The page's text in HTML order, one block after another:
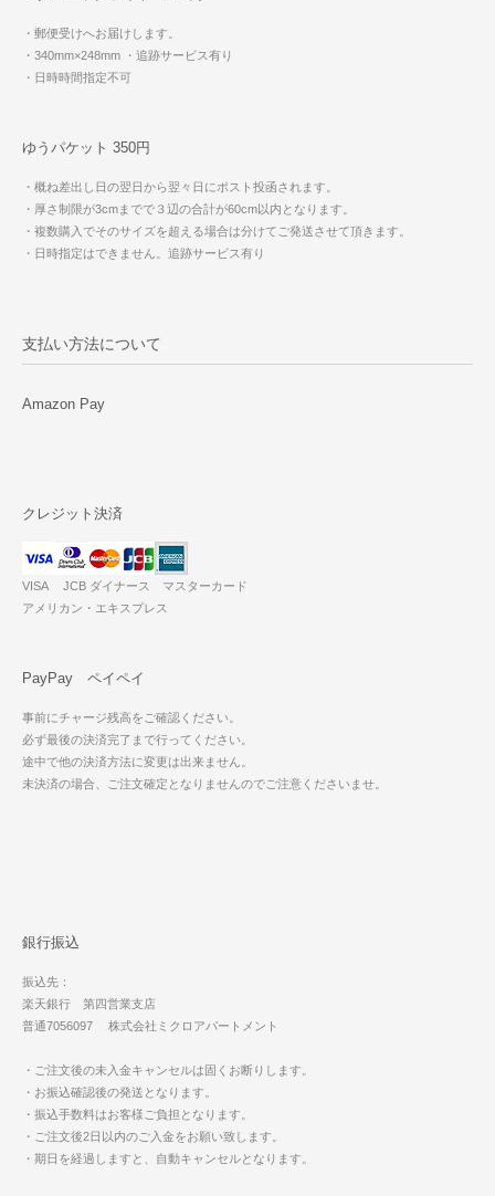
・郵便受けへお届けします。
・340mm×248mm ・追跡サービス有り
・日時時間指定不可
ゆうパケット 350円
・概ね差出し日の翌日から翌々日にポスト投函されます。
・厚さ制限が3cmまでで３辺の合計が60cm以内となります。
・複数購入でそのサイズを超える場合は分けてご発送させて頂きます。
・日時指定はできません。追跡サービス有り
支払い方法について
Amazon Pay
クレジット決済
VISA JCB ダイナース マスターカード
アメリカン・エキスプレス
PayPay ペイペイ
事前にチャージ残高をご確認ください。
必ず最後の決済完了まで行ってください。
途中で他の決済方法に変更は出来ません。
未決済の場合、ご注文確定となりませんのでご注意くださいませ。
銀行振込
振込先：
楽天銀行 第四営業支店
普通7056097 株式会社ミクロアパートメント
・ご注文後の未入金キャンセルは固くお断りします。
・お振込確認後の発送となります。
・振込手数料はお客様ご負担となります。
・ご注文後2日以内のご入金をお願い致します。
・期日を経過しますと、自動キャンセルとなります。